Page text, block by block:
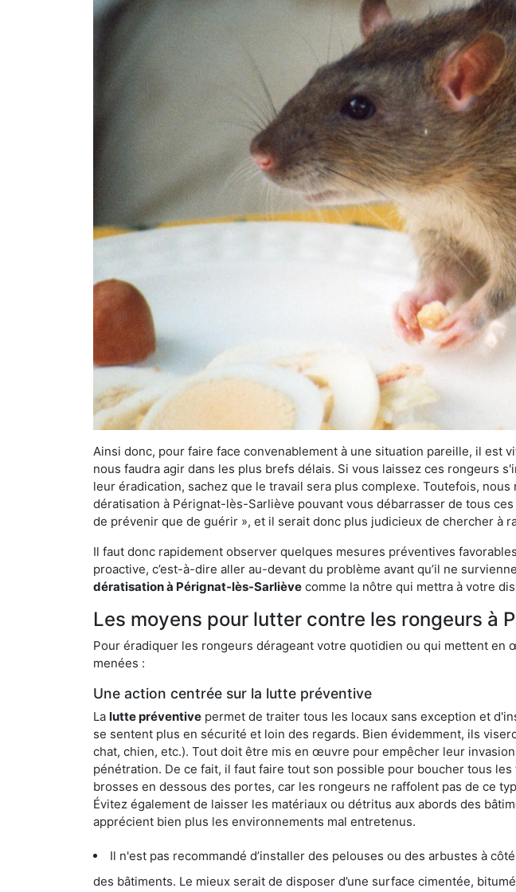
Ainsi donc, pour faire face convenablement à une situation pareille, il est
nous faudra agir dans les plus brefs délais. Si vous laissez ces rongeurs
leur éradication, sachez que le travail sera plus complexe. Toutefois,
dératisation à Pérignat-lès-Sarliève pouvant vous débarrasser de tous
de prévenir que de guérir », et il serait donc plus judicieux de chercher
Il faut donc rapidement observer quelques mesures préventives
proactive, c’est-à-dire aller au-devant du problème avant qu’il ne
dératisation à Pérignat-lès-Sarliève comme la nôtre qui mettra à votre
Les moyens pour lutter contre les rongeurs à
Pour éradiquer les rongeurs dérageant votre quotidien ou qui mettent
menées :
Une action centrée sur la lutte préventive
La lutte préventive permet de traiter tous les locaux sans exception et
se sentent plus en sécurité et loin des regards. Bien évidemment, ils
chat, chien, etc.). Tout doit être mis en œuvre pour empêcher leur
pénétration. De ce fait, il faut faire tout son possible pour boucher tous
brosses en dessous des portes, car les rongeurs ne raffolent pas de ce
Évitez également de laisser les matériaux ou détritus aux abords des
apprécient bien plus les environnements mal entretenus.
Il n'est pas recommandé d’installer des pelouses ou des arbustes à côté
des bâtiments. Le mieux serait de disposer d’une surface cimentée, bitumée